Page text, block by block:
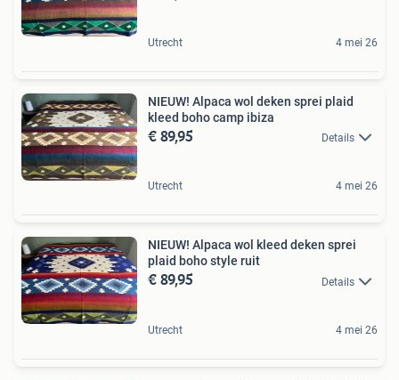
Utrecht 4 mei 26
NIEUW! Alpaca wol deken sprei plaid
kleed boho camp ibiza
€ 89,95 Details
Utrecht 4 mei 26
NIEUW! Alpaca wol kleed deken sprei
plaid boho style ruit
€ 89,95 Details
Utrecht 4 mei 26